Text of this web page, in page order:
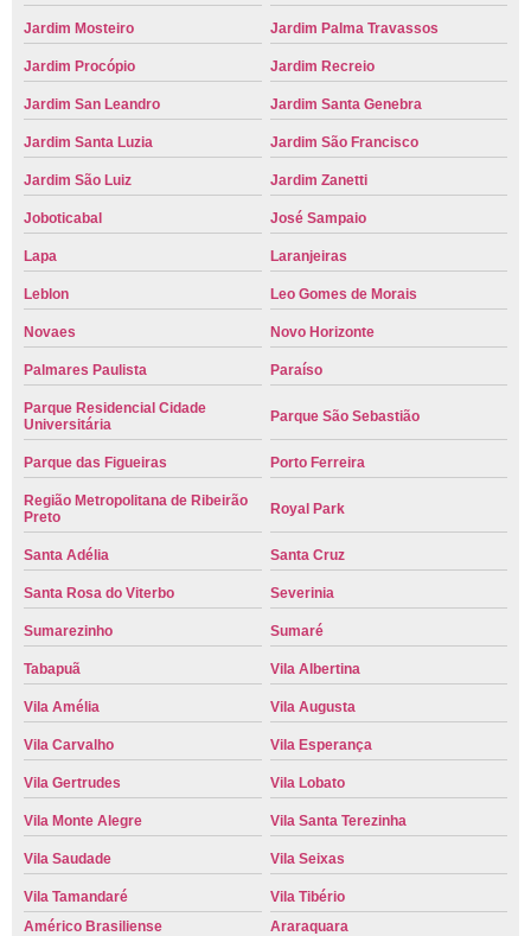
Jardim Mosteiro Jardim Palma Travassos
Jardim Procópio Jardim Recreio
Jardim San Leandro Jardim Santa Genebra
Jardim Santa Luzia Jardim São Francisco
Jardim São Luiz Jardim Zanetti
Joboticabal José Sampaio
Lapa Laranjeiras
Leblon Leo Gomes de Morais
Novaes Novo Horizonte
Palmares Paulista Paraíso
Parque Residencial Cidade
Universitária
Parque São Sebastião
Parque das Figueiras Porto Ferreira
Região Metropolitana de Ribeirão
Preto
Royal Park
Santa Adélia Santa Cruz
Santa Rosa do Viterbo Severinia
Sumarezinho Sumaré
Tabapuã Vila Albertina
Vila Amélia Vila Augusta
Vila Carvalho Vila Esperança
Vila Gertrudes Vila Lobato
Vila Monte Alegre Vila Santa Terezinha
Vila Saudade Vila Seixas
Vila Tamandaré
Vila Tibério
Américo Brasiliense
Araraquara